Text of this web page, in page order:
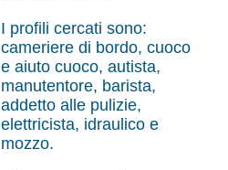
I profili cercati sono:
cameriere di bordo, cuoco
e aiuto cuoco, autista,
manutentore, barista,
addetto alle pulizie,
elettricista, idraulico e
mozzo.